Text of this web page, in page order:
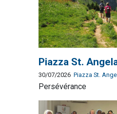
Piazza St.
30/07/2026 Piazza St.
Persévérance